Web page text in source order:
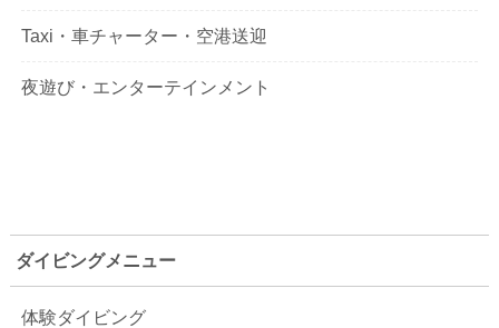
Taxi・車チャーター・空港送迎
夜遊び・エンターテインメント
ダイビングメニュー
体験ダイビング